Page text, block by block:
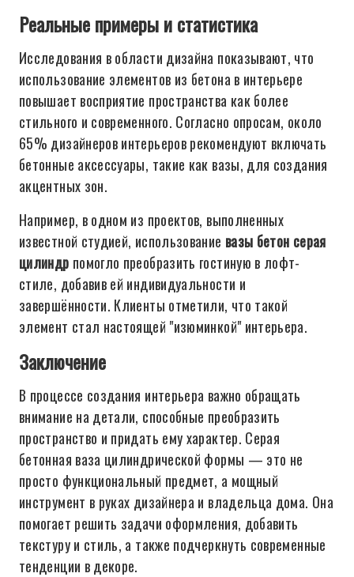
Реальные примеры и статистика
Исследования в области дизайна показывают, что
использование элементов из бетона в интерьере
повышает восприятие пространства как более
стильного и современного. Согласно опросам, около
65% дизайнеров интерьеров рекомендуют включать
бетонные аксессуары, такие как вазы, для создания
акцентных зон.
Например, в одном из проектов, выполненных
известной студией, использование вазы бетон серая
цилиндр помогло преобразить гостиную в лофт-
стиле, добавив ей индивидуальности и
завершённости. Клиенты отметили, что такой
элемент стал настоящей "изюминкой" интерьера.
Заключение
В процессе создания интерьера важно обращать
внимание на детали, способные преобразить
пространство и придать ему характер. Серая
бетонная ваза цилиндрической формы — это не
просто функциональный предмет, а мощный
инструмент в руках дизайнера и владельца дома. Она
помогает решить задачи оформления, добавить
текстуру и стиль, а также подчеркнуть современные
тенденции в декоре.